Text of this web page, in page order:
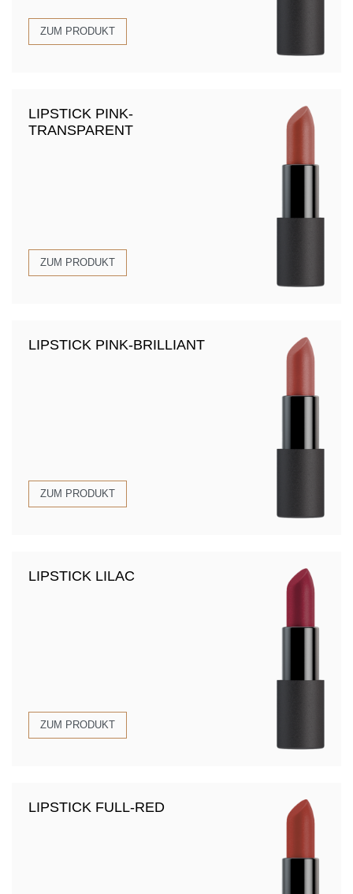
ZUM PRODUKT
LIPSTICK PINK-
TRANSPARENT
ZUM PRODUKT
LIPSTICK PINK-BRILLIANT
ZUM PRODUKT
LIPSTICK LILAC
ZUM PRODUKT
LIPSTICK FULL-RED